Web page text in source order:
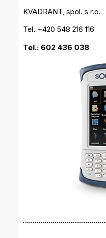
KVADRANT, spol. s r.o.
Tel. +420 548 216 116
Tel.: 602 436 038